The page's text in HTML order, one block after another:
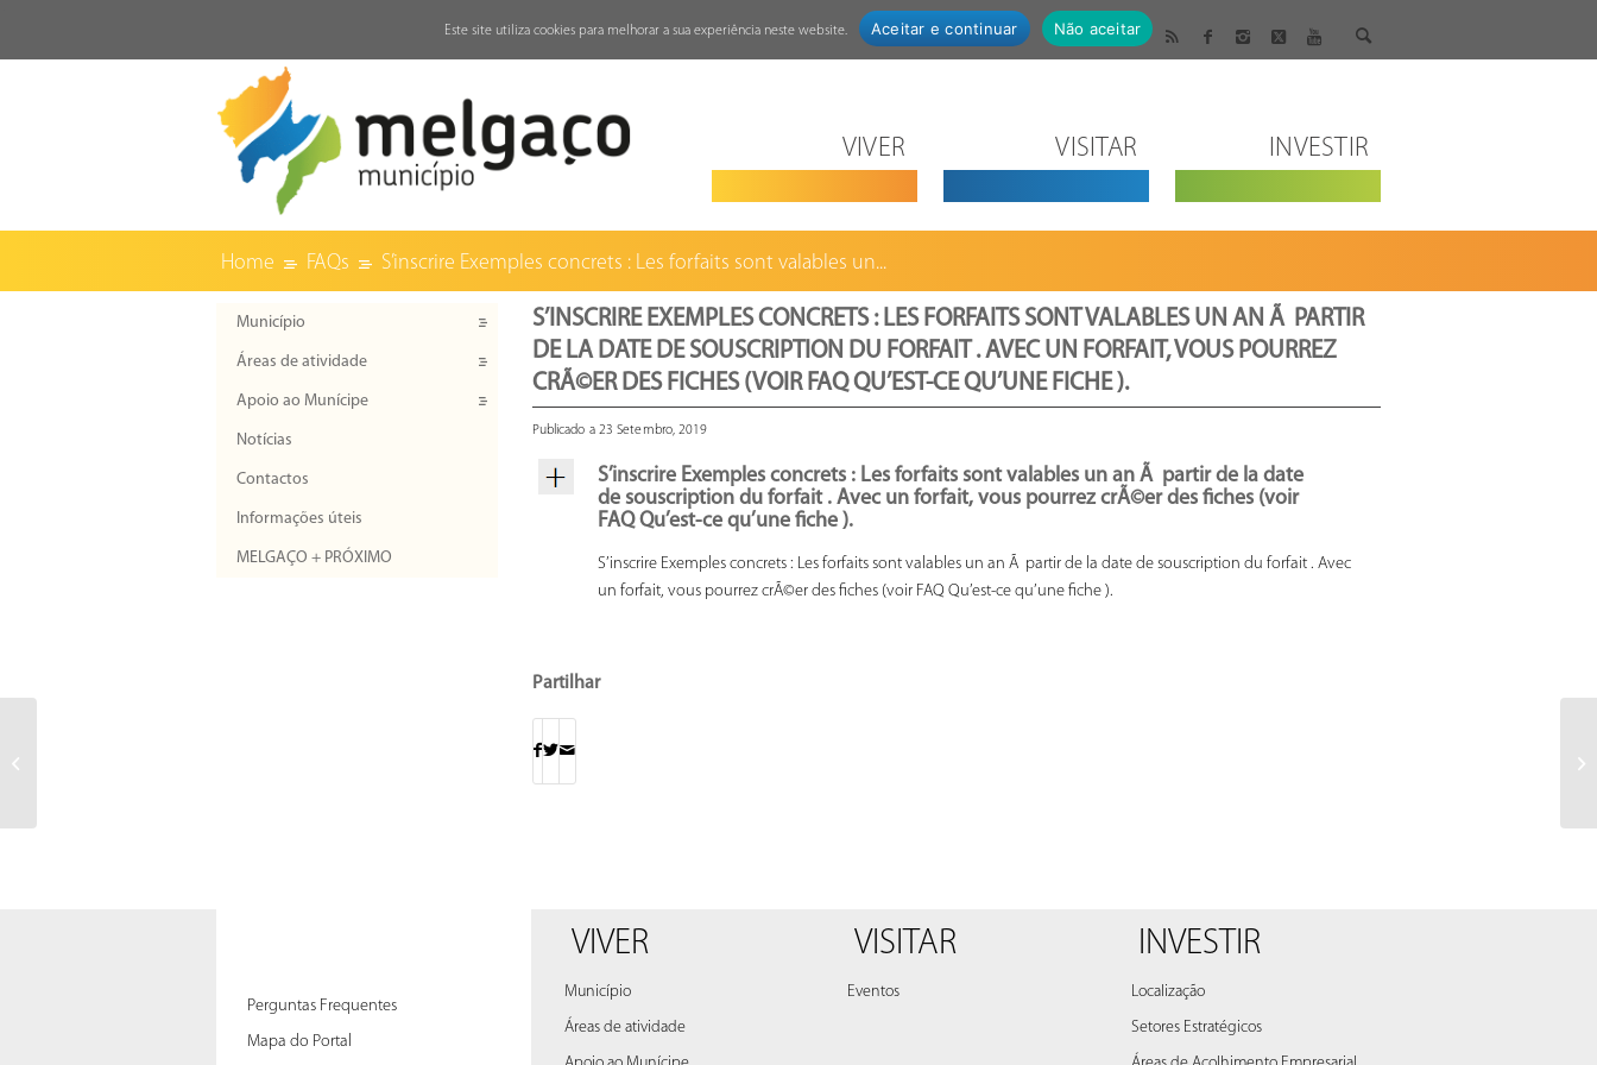
VIVER VISITAR INVESTIR
Home FAQs S’inscrire Exemples concrets : Les forfaits sont valables un...
S’INSCRIRE EXEMPLES CONCRETS : LES FORFAITS SONT VALABLES UN AN Ã PARTIR
DE LA DATE DE SOUSCRIPTION DU FORFAIT . AVEC UN FORFAIT, VOUS POURREZ
CRÃ©ER DES FICHES (VOIR FAQ QU’EST-CE QU’UNE FICHE ).
Publicado a 23 Setembro, 2019
S’inscrire Exemples concrets : Les forfaits sont valables un an Ã partir de la date
de souscription du forfait . Avec un forfait, vous pourrez crÃ©er des fiches (voir
FAQ Qu’est-ce qu’une fiche ).
S’inscrire Exemples concrets : Les forfaits sont valables un an Ã partir de la date de souscription du forfait . Avec
un forfait, vous pourrez crÃ©er des fiches (voir FAQ Qu’est-ce qu’une fiche ).
Partilhar
Município
Áreas de atividade
Apoio ao Munícipe
Notícias
Contactos
Informações úteis
MELGAÇO + PRÓXIMO
Perguntas Frequentes
Mapa do Portal
VIVER
Município
Áreas de atividade
VISITAR
Eventos
INVESTIR
Localização
Setores Estratégicos
Este site utiliza cookies para melhorar a sua experiência neste website. Aceitar e continuar Não aceitar